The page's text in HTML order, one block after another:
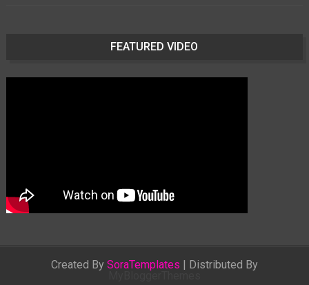
FEATURED VIDEO
Created By SoraTemplates | Distributed By